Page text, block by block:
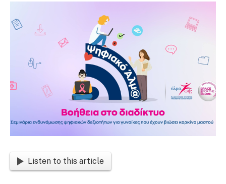
Listen to this article